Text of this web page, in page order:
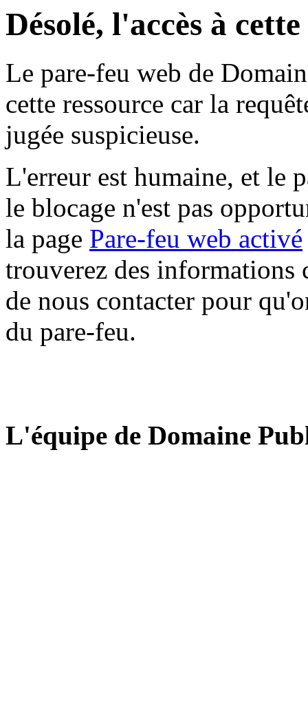
Désolé, l'accès à
Le pare-feu web de
cette ressource car la
jugée suspicieuse.
L'erreur est humaine, et le
le blocage n'est pas
la page Pare-feu web activé
trouverez des informations
de nous contacter pour
du pare-feu.
L'équipe de Domaine